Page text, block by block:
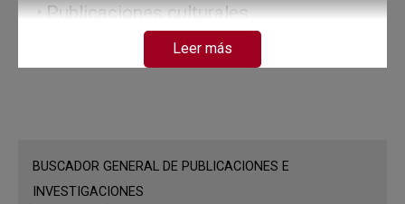
Publicaciones culturales
Otras publicaciones
Leer más
BUSCADOR GENERAL DE PUBLICACIONES E
INVESTIGACIONES